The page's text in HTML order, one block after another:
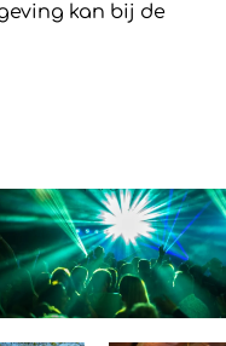
kan bij de